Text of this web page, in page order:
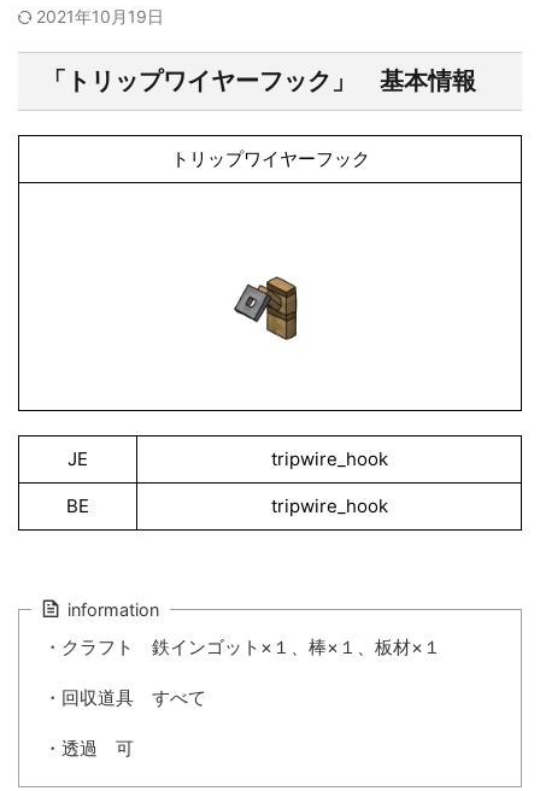
2021年10月19日
「トリップワイヤーフック」 基本情報
トリップワイヤーフック
JE tripwire_hook
BE tripwire_hook
information
・クラフト 鉄インゴット×１、棒×１、板材×１
・回収道具 すべて
・透過 可